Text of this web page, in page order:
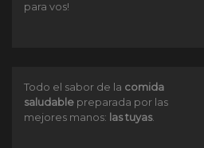
para vos!
Todo el sabor de la comida
saludable preparada por las
mejores manos: las tuyas.